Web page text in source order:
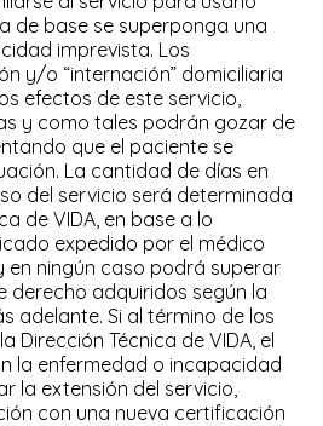
de base se superponga una
imprevista. Los
y/o “internación” domiciliaria
efectos de este servicio,
y como tales podrán gozar de
que el paciente se
La cantidad de días en
del servicio será determinada
de VIDA, en base a lo
expedido por el médico
ningún caso podrá superar
derecho adquiridos según la
adelante. Si al término de los
Dirección Técnica de VIDA, el
la enfermedad o incapacidad
la extensión del servicio,
con una nueva certificación